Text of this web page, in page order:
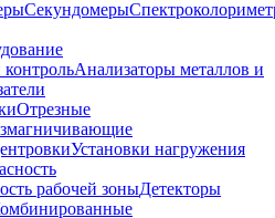
Секундомеры
Анализаторы металлов и
Отрезные
Установки нагружения
рабочей зоныДетекторы